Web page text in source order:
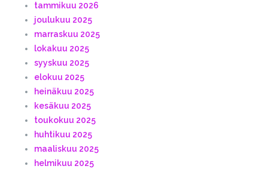
tammikuu 2026
joulukuu 2025
marraskuu 2025
lokakuu 2025
syyskuu 2025
elokuu 2025
heinäkuu 2025
kesäkuu 2025
toukokuu 2025
huhtikuu 2025
maaliskuu 2025
helmikuu 2025